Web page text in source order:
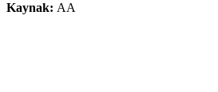
Kaynak: AA